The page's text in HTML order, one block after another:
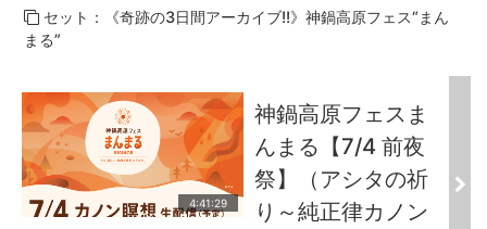
セット：《奇跡の3日間アーカイブ!!》神鍋高原フェス“まん
まる”
4:41:29
神鍋高原フェスま
んまる【7/4 前夜
祭】（アシタの祈
り～純正律カノン